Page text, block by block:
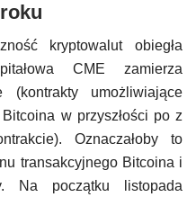
kryptowalut obiegła
CME zamierza
(kontrakty umożliwiające
w przyszłości po z
Oznaczałoby to
transakcyjnego Bitcoina i
Na początku listopada